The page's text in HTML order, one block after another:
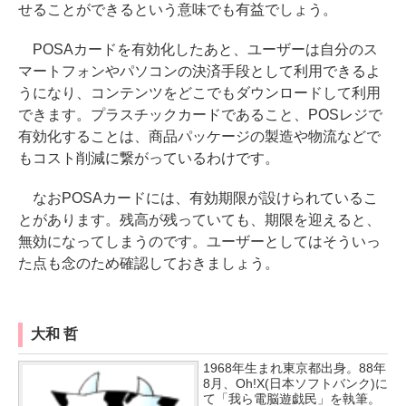
せることができるという意味でも有益でしょう。
POSAカードを有効化したあと、ユーザーは自分のス
マートフォンやパソコンの決済手段として利用できるよ
うになり、コンテンツをどこでもダウンロードして利用
できます。プラスチックカードであること、POSレジで
有効化することは、商品パッケージの製造や物流などで
もコスト削減に繋がっているわけです。
なおPOSAカードには、有効期限が設けられているこ
とがあります。残高が残っていても、期限を迎えると、
無効になってしまうのです。ユーザーとしてはそういっ
た点も念のため確認しておきましょう。
大和 哲
1968年生まれ東京都出身。88年
8月、Oh!X(日本ソフトバンク)に
て「我ら電脳遊戯民」を執筆。